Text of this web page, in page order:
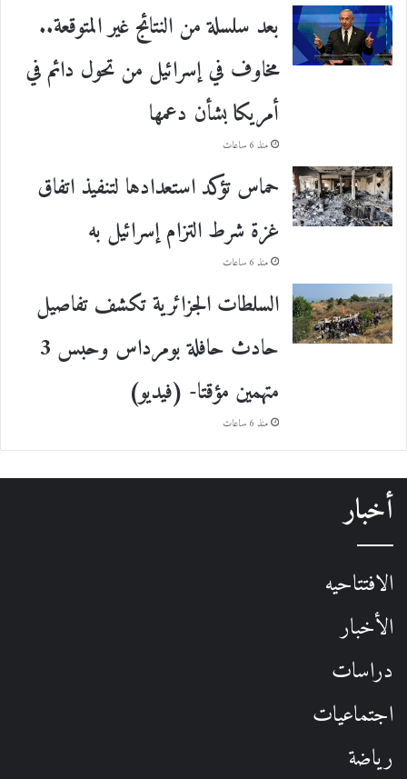
بعد سلسلة من النتائج غير المتوقعة..
مخاوف في إسرائيل من تحول دائم في
أمريكا بشأن دعمها
منذ 6 ساعات
حماس تؤكد استعدادها لتنفيذ اتفاق
غزة شرط التزام إسرائيل به
منذ 6 ساعات
السلطات الجزائرية تكشف تفاصيل
حادث حافلة بومرداس وحبس 3
متهمين مؤقتا- (فيديو)
منذ 6 ساعات
أخبار
الافتتاحيه
الأخبار
دراسات
اجتماعيات
رياضة